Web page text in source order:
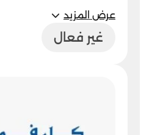
عرض المزيد
غير فعال